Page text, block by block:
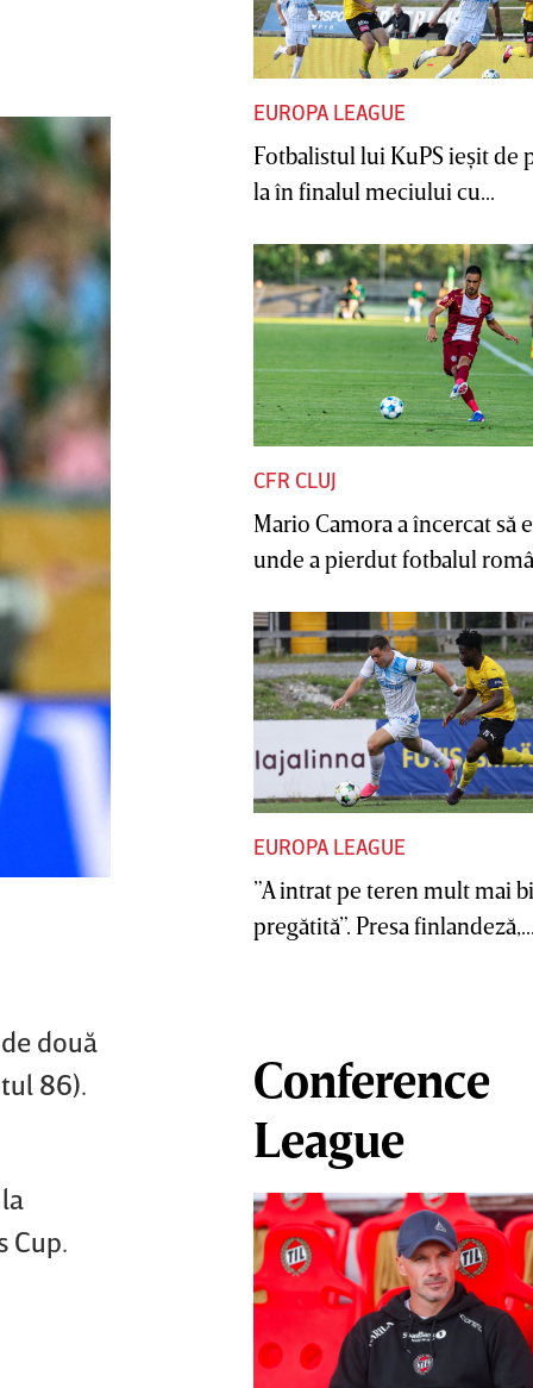
două
86).
Cup.
EUROPA LEAGUE
Fotbalistul lui KuPS ieşit de
la în finalul meciului cu...
CFR CLUJ
Mario Camora a încercat să
unde a pierdut fotbalul
EUROPA LEAGUE
”A intrat pe teren mult mai
pregătită”. Presa
Conference
League